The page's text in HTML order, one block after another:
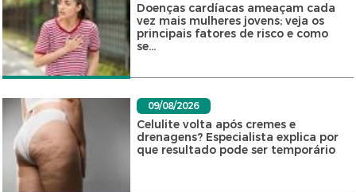
Doenças cardíacas ameaçam cada
vez mais mulheres jovens; veja os
principais fatores de risco e como
se...
09/08/2026
Celulite volta após cremes e
drenagens? Especialista explica por
que resultado pode ser temporário